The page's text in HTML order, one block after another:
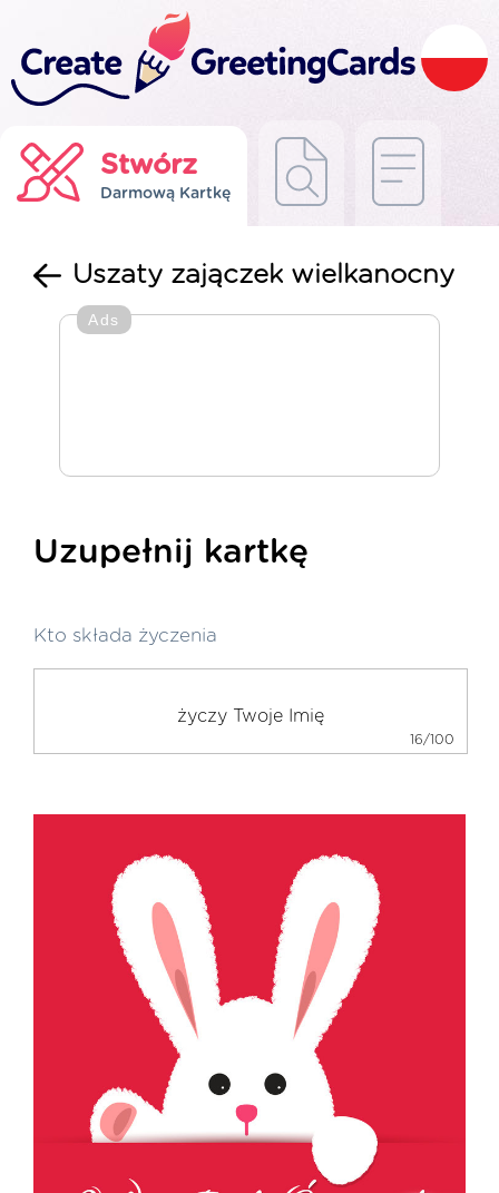
Stwórz
Darmową Kartkę
Uszaty zajączek wielkanocny
Ads
Uzupełnij kartkę
Kto składa życzenia
16/100